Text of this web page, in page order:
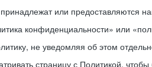
или предоставляются
конфиденциальности» или
не уведомляя об этом
страницу с Политикой,